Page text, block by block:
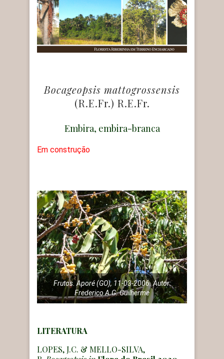
Bocageopsis mattogrossensis
(R.E.Fr.) R.E.Fr.
Embira, embira-branca
Em construção
Frutos. Aporé (GO), 11-03-2006. Autor:
Frederico A.G. Guilherme
LITERATURA
LOPES, J.C. & MELLO-SILVA,